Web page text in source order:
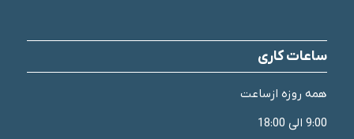
ساعات کاری
همه روزه ازساعت
9:00 الی 18:00